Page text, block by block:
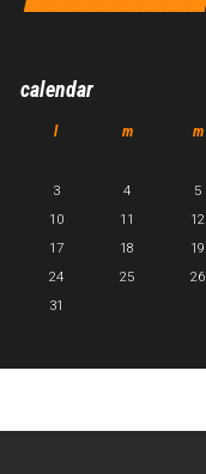
calendar
l m m
3
4 5
10
11 12
17
18 19
24
25 26
31